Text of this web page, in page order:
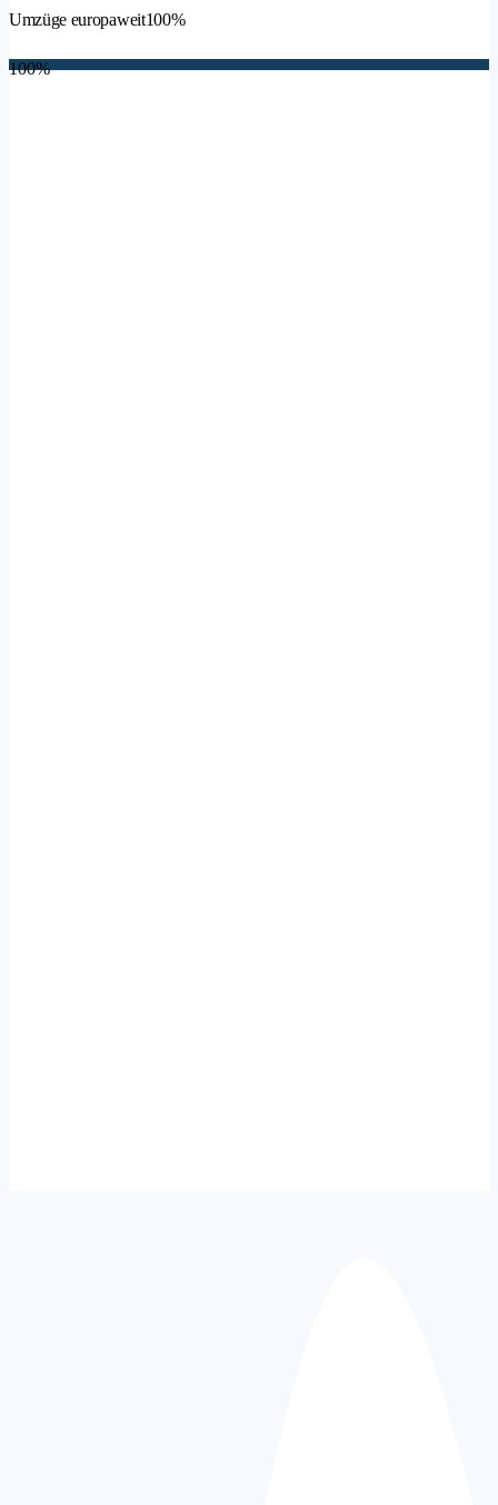
Umzüge europaweit100%
100%